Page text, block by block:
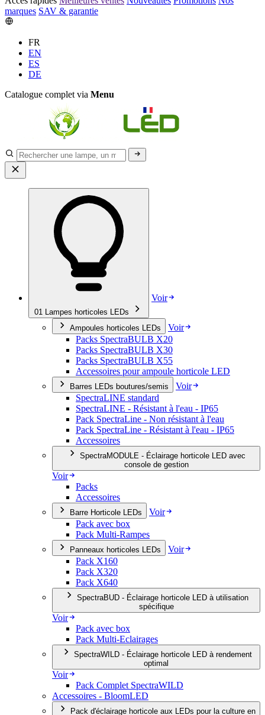
marques SAV & garantie
FR
EN
ES
DE
Catalogue complet via Menu
01 Lampes horticoles LEDs
Voir
Ampoules horticoles LEDs
Voir
Packs SpectraBULB X20
Packs SpectraBULB X30
Packs SpectraBULB X55
Accessoires pour ampoule horticole LED
Barres LEDs boutures/semis
Voir
SpectraLINE standard
SpectraLINE - Résistant à l'eau - IP65
Pack SpectraLine - Non résistant à l'eau
Pack SpectraLine - Résistant à l'eau - IP65
Accessoires
console de gestion
Voir
Packs
Accessoires
Barre Horticole LEDs
Voir
Pack avec box
Pack Multi-Rampes
Panneaux horticoles LEDs
Voir
Pack X160
Pack X320
Pack X640
spécifique
Voir
Pack avec box
Pack Multi-Eclairages
optimal
Voir
Pack Complet SpectraWILD
Accessoires - BloomLED